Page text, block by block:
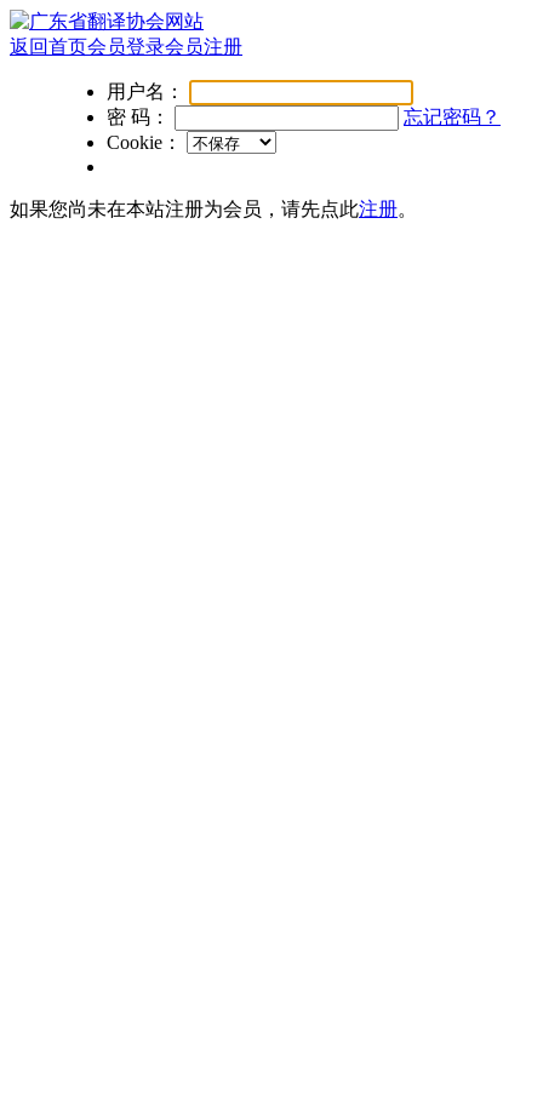
返回首页会员登录会员注册
用户名：
密 码：
忘记密码？
Cookie：
如果您尚未在本站注册为会员，请先点此注册。